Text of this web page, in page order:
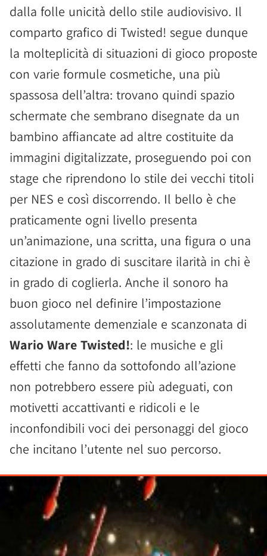
dalla folle unicità dello stile audiovisivo. Il
comparto grafico di Twisted! segue dunque
la molteplicità di situazioni di gioco proposte
con varie formule cosmetiche, una più
spassosa dell’altra: trovano quindi spazio
schermate che sembrano disegnate da un
bambino affiancate ad altre costituite da
immagini digitalizzate, proseguendo poi con
stage che riprendono lo stile dei vecchi titoli
per NES e così discorrendo. Il bello è che
praticamente ogni livello presenta
un’animazione, una scritta, una figura o una
citazione in grado di suscitare ilarità in chi è
in grado di coglierla. Anche il sonoro ha
buon gioco nel definire l’impostazione
assolutamente demenziale e scanzonata di
Wario Ware Twisted!: le musiche e gli
effetti che fanno da sottofondo all’azione
non potrebbero essere più adeguati, con
motivetti accattivanti e ridicoli e le
inconfondibili voci dei personaggi del gioco
che incitano l’utente nel suo percorso.